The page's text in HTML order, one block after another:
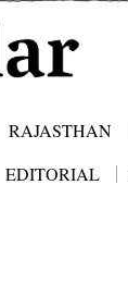
RAJASTHAN
EDITORIAL